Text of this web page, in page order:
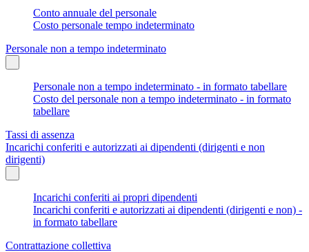
Conto annuale del personale
Costo personale tempo indeterminato
Personale non a tempo indeterminato
Personale non a tempo indeterminato - in formato tabellare
Costo del personale non a tempo indeterminato - in formato
tabellare
Tassi di assenza
Incarichi conferiti e autorizzati ai dipendenti (dirigenti e non
dirigenti)
Incarichi conferiti ai propri dipendenti
Incarichi conferiti e autorizzati ai dipendenti (dirigenti e non) -
in formato tabellare
Contrattazione collettiva